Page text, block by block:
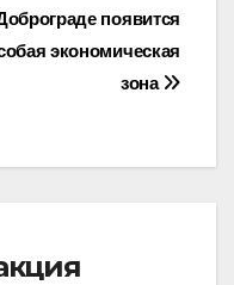
появится
экономическая
зона